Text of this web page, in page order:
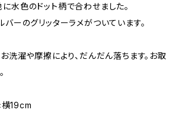
水色のドット柄で合わせました。
バーのグリッターラメがついています。
洗濯や摩擦により、だんだん落ちます。お取
19cm